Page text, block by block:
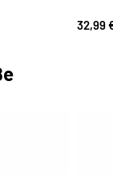
32,99